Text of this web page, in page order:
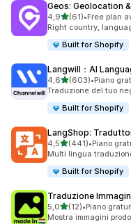
Geos: Geolocation
4,9stelle su 5
(61)
61 recensioni totali
•Free plan
Right country,
Built for Shopify
Langwill：AI
4,6stelle su 5
(603)
603 recensioni totali
•Piano
Traduzione del tuo
Built for Shopify
LangShop:
4,5stelle su 5
(441)
441 recensioni totali
•Piano
Multi lingua
Built for Shopify
Traduzione
5,0stelle su 5
(12)
12 recensioni totali
•Piano
Mostra immagini